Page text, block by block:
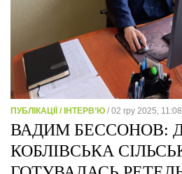
ПУБЛІКАЦІЇ / ІНТЕРВ’Ю / 02 гру 2025, 11:08
ВАДИМ БЕССОНОВ:
КОБЛІВСЬКА